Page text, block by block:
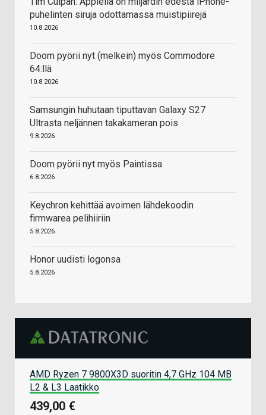
puhelinten siruja odottamassa muistipiirejä
10.8.2026
Doom pyörii nyt (melkein) myös Commodore
64:llä
10.8.2026
Samsungin huhutaan tiputtavan Galaxy S27
Ultrasta neljännen takakameran pois
9.8.2026
Doom pyörii nyt myös Paintissa
6.8.2026
Keychron kehittää avoimen lähdekoodin
firmwarea pelihiiriin
5.8.2026
Honor uudisti logonsa
5.8.2026
AMD Ryzen 7 9800X3D suoritin 4,7 GHz 104 MB
L2 & L3 Laatikko
439,00 €